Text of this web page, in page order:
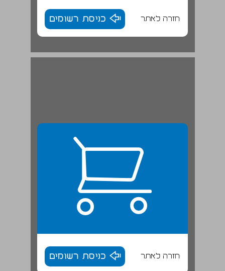
חזרה לאתר כניסת רשומים
המאבק - כיצד ועל מה? ... 23
חזרה לאתר כניסת רשומים